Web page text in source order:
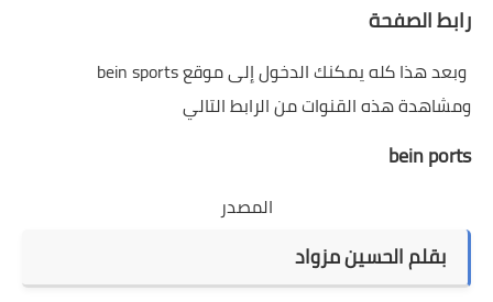
رابط الصفحة
وبعد هذا كله يمكنك الدخول إلى موقع bein sports
ومشاهدة هذه القنوات من الرابط التالي
bein ports
المصدر
بقلمالحسين مزواد